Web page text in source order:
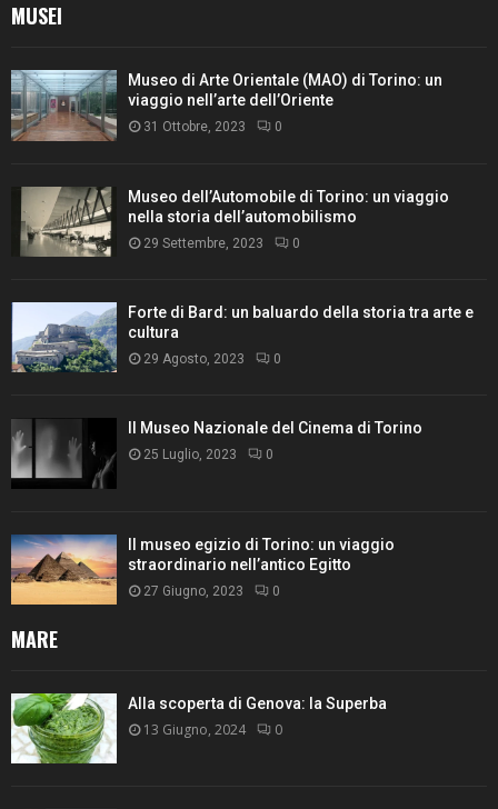
MUSEI
Museo di Arte Orientale (MAO) di Torino: un
viaggio nell’arte dell’Oriente
31 Ottobre, 2023 0
Museo dell’Automobile di Torino: un viaggio
nella storia dell’automobilismo
29 Settembre, 2023 0
Forte di Bard: un baluardo della storia tra arte e
cultura
29 Agosto, 2023 0
Il Museo Nazionale del Cinema di Torino
25 Luglio, 2023 0
Il museo egizio di Torino: un viaggio
straordinario nell’antico Egitto
27 Giugno, 2023 0
MARE
Alla scoperta di Genova: la Superba
13 Giugno, 2024 0